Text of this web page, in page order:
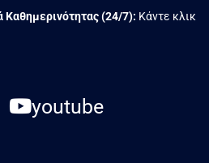
(24/7): Κάντε κλικ
youtube